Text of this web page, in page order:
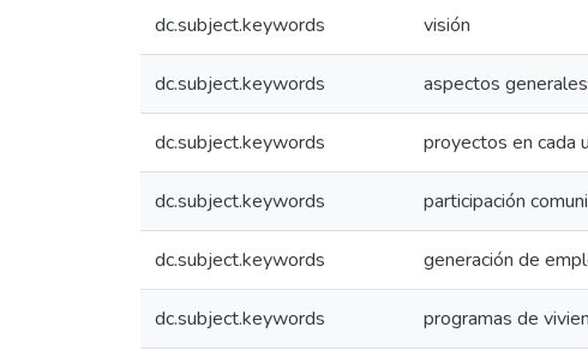
dc.subject.keywords visión
dc.subject.keywords aspectos generales
dc.subject.keywords proyectos en cada
dc.subject.keywords participación
dc.subject.keywords generación de
dc.subject.keywords programas de